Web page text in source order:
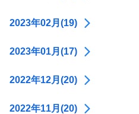
2023年02月(19)
2023年01月(17)
2022年12月(20)
2022年11月(20)